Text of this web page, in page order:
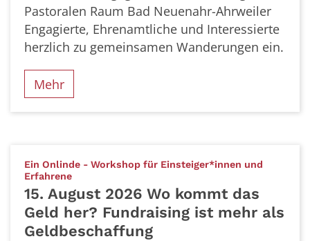
Pastoralen Raum Bad Neuenahr-Ahrweiler
Engagierte, Ehrenamtliche und Interessierte
herzlich zu gemeinsamen Wanderungen ein.
Mehr
Ein Onlinde - Workshop für Einsteiger*innen und
Erfahrene:
15. August 2026 Wo kommt das
Geld her? Fundraising ist mehr als
Geldbeschaffung